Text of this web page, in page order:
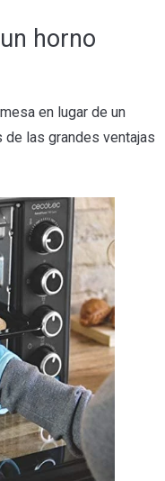
horno
en lugar de un
de las grandes ventajas